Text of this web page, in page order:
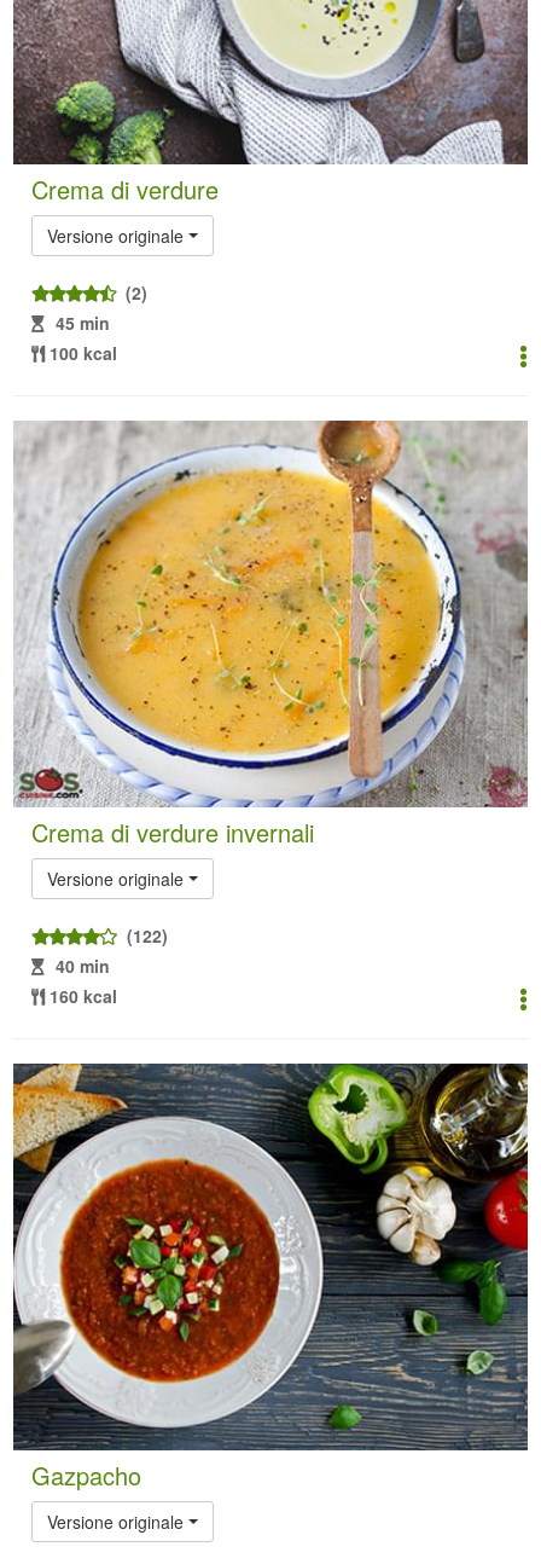
Crema di verdure
Versione originale
(2)
45 min
100 kcal
Crema di verdure invernali
Versione originale
(122)
40 min
160 kcal
Gazpacho
Versione originale